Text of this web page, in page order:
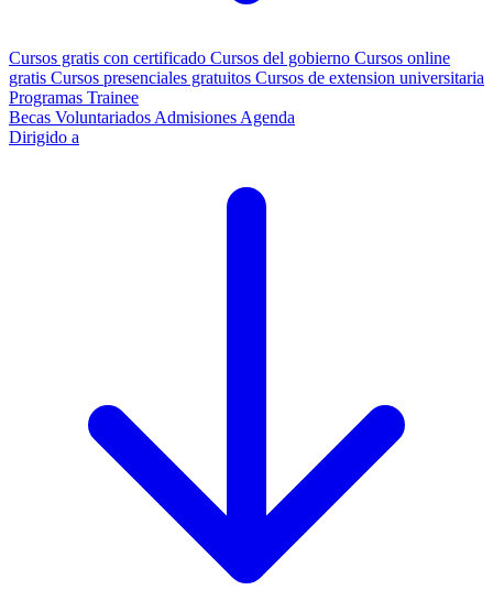
Cursos gratis con certificado Cursos del gobierno Cursos online
gratis Cursos presenciales gratuitos Cursos de extension universitaria
Programas Trainee
Becas Voluntariados Admisiones Agenda
Dirigido a